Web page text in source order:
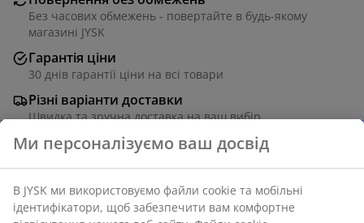
Без часових обмежень - повертайте в будь-якому
магазині JYSK
Гарантія ціни
30 днів гарантії ціни на всі товари
Різні варіанти доставки
Швидка та зручна доставка на ваш вибір
Ламінат та сталь. Із тримачем для чашки та
навушників. 60x120 см, вис. 74 см
Ми персоналізуємо ваш досвід